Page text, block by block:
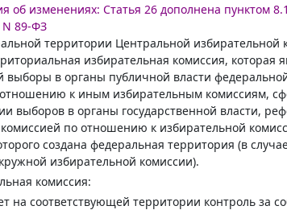
об изменениях: Статья 26 дополнена пунктом
N 89-ФЗ
территории Центральной
избирательная комиссия, которая
выборы в органы публичной власти
к иным избирательным комиссиям,
выборов в органы государственной власти,
по отношению к избирательной
создана федеральная территория (в
избирательной комиссии).
комиссия:
на соответствующей территории контроль за